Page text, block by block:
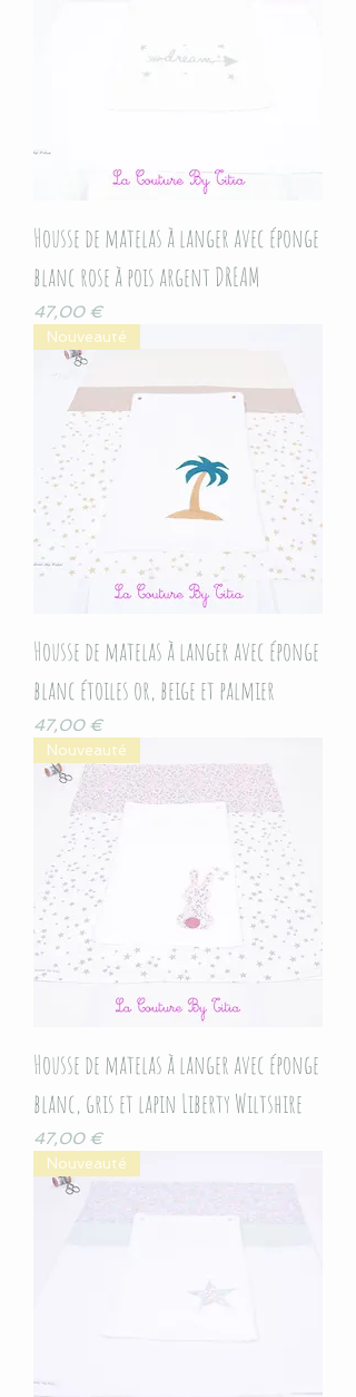
Housse de matelas à langer avec éponge
blanc rose à pois argent DREAM
Prix
47,00 €
Nouveauté
Housse de matelas à langer avec éponge
blanc étoiles or, beige et palmier
Prix
47,00 €
Nouveauté
Housse de matelas à langer avec éponge
blanc, gris et lapin Liberty Wiltshire
Prix
47,00 €
Nouveauté